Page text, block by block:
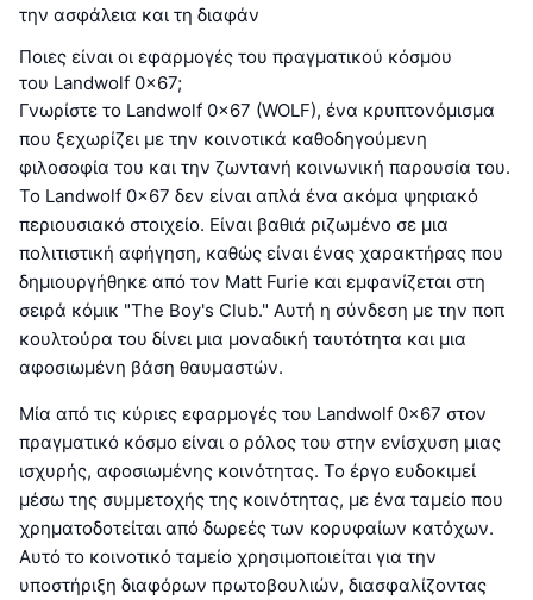
την ασφάλεια και τη διαφάν
Ποιες είναι οι εφαρμογές του πραγματικού κόσμου
του Landwolf 0x67;
Γνωρίστε το Landwolf 0x67 (WOLF), ένα κρυπτονόμισμα
που ξεχωρίζει με την κοινοτικά καθοδηγούμενη
φιλοσοφία του και την ζωντανή κοινωνική παρουσία του.
Το Landwolf 0x67 δεν είναι απλά ένα ακόμα ψηφιακό
περιουσιακό στοιχείο. Είναι βαθιά ριζωμένο σε μια
πολιτιστική αφήγηση, καθώς είναι ένας χαρακτήρας που
δημιουργήθηκε από τον Matt Furie και εμφανίζεται στη
σειρά κόμικ "The Boy's Club." Αυτή η σύνδεση με την ποπ
κουλτούρα του δίνει μια μοναδική ταυτότητα και μια
αφοσιωμένη βάση θαυμαστών.
Μία από τις κύριες εφαρμογές του Landwolf 0x67 στον
πραγματικό κόσμο είναι ο ρόλος του στην ενίσχυση μιας
ισχυρής, αφοσιωμένης κοινότητας. Το έργο ευδοκιμεί
μέσω της συμμετοχής της κοινότητας, με ένα ταμείο που
χρηματοδοτείται από δωρεές των κορυφαίων κατόχων.
Αυτό το κοινοτικό ταμείο χρησιμοποιείται για την
υποστήριξη διαφόρων πρωτοβουλιών, διασφαλίζοντας